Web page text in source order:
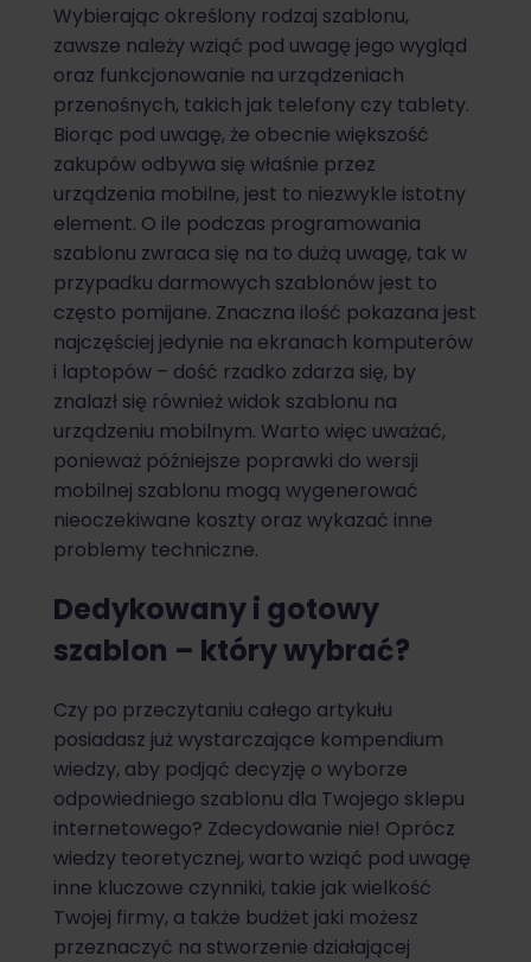
Wybierając określony rodzaj szablonu,
zawsze należy wziąć pod uwagę jego wygląd
oraz funkcjonowanie na urządzeniach
przenośnych, takich jak telefony czy tablety.
Biorąc pod uwagę, że obecnie większość
zakupów odbywa się właśnie przez
urządzenia mobilne, jest to niezwykle istotny
element. O ile podczas programowania
szablonu zwraca się na to dużą uwagę, tak w
przypadku darmowych szablonów jest to
często pomijane. Znaczna ilość pokazana jest
najczęściej jedynie na ekranach komputerów
i laptopów – dość rzadko zdarza się, by
znalazł się również widok szablonu na
urządzeniu mobilnym. Warto więc uważać,
ponieważ późniejsze poprawki do wersji
mobilnej szablonu mogą wygenerować
nieoczekiwane koszty oraz wykazać inne
problemy techniczne.
Dedykowany i gotowy
szablon – który wybrać?
Czy po przeczytaniu całego artykułu
posiadasz już wystarczające kompendium
wiedzy, aby podjąć decyzję o wyborze
odpowiedniego szablonu dla Twojego sklepu
internetowego? Zdecydowanie nie! Oprócz
wiedzy teoretycznej, warto wziąć pod uwagę
inne kluczowe czynniki, takie jak wielkość
Twojej firmy, a także budżet jaki możesz
przeznaczyć na stworzenie działającej